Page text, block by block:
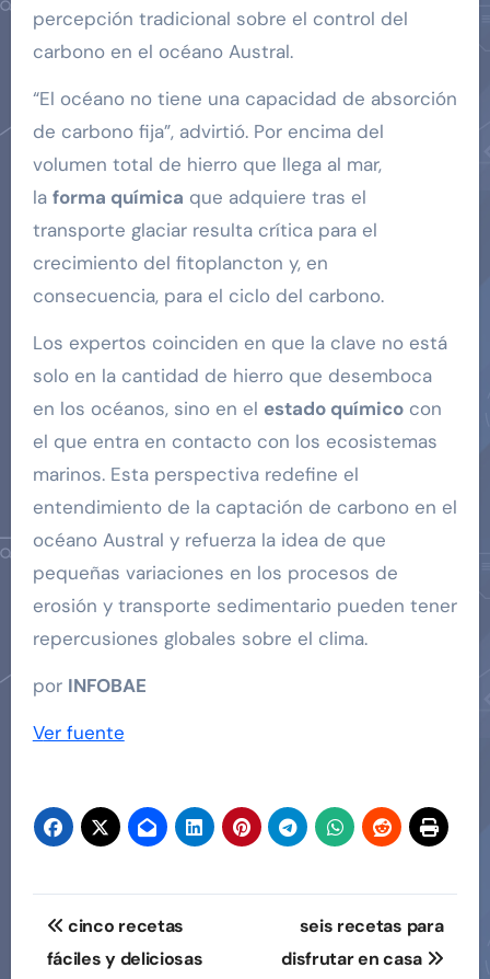
percepción tradicional sobre el control del
carbono en el océano Austral.
“El océano no tiene una capacidad de absorción
de carbono fija”, advirtió. Por encima del
volumen total de hierro que llega al mar,
la forma química que adquiere tras el
transporte glaciar resulta crítica para el
crecimiento del fitoplancton y, en
consecuencia, para el ciclo del carbono.
Los expertos coinciden en que la clave no está
solo en la cantidad de hierro que desemboca
en los océanos, sino en el estado químicocon
el que entra en contacto con los ecosistemas
marinos. Esta perspectiva redefine el
entendimiento de la captación de carbono en el
océano Austral y refuerza la idea de que
pequeñas variaciones en los procesos de
erosión y transporte sedimentario pueden tener
repercusiones globales sobre el clima.
por INFOBAE
Ver fuente
Navegación
de
cinco recetas
fáciles y deliciosas
seis recetas para
disfrutar en casa